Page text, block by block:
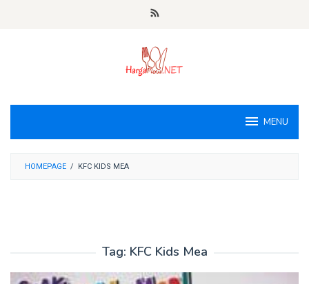
MENU
HOMEPAGE / KFC KIDS MEA
Tag: KFC Kids Mea